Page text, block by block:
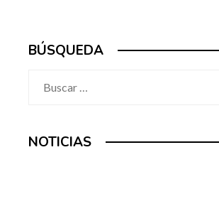
BÚSQUEDA
NOTICIAS